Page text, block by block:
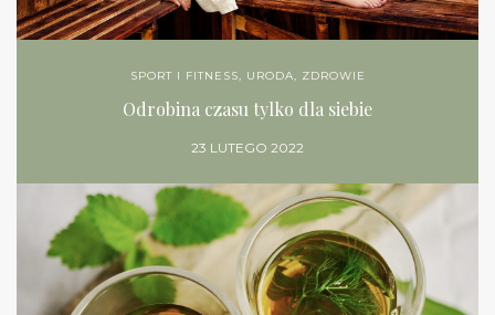
SPORT I FITNESS, URODA, ZDROWIE
Odrobina czasu tylko dla siebie
23 LUTEGO 2022